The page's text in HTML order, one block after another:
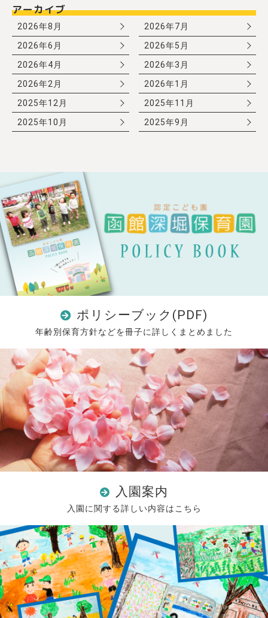
アーカイブ
2026年8月
2026年7月
2026年6月
2026年5月
2026年4月
2026年3月
2026年2月
2026年1月
2025年12月
2025年11月
2025年10月
2025年9月
ポリシーブック(PDF)
年齢別保育方針などを冊子に詳しくまとめました
入園案内
入園に関する詳しい内容はこちら